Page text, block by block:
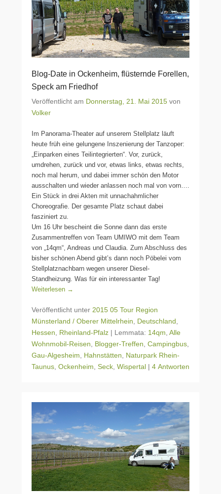
Blog-Date in Ockenheim, flüsternde Forellen,
Speck am Friedhof
Veröffentlicht am Donnerstag, 21. Mai 2015 von
Volker
Im Panorama-Theater auf unserem Stellplatz läuft
heute früh eine gelungene Inszenierung der Tanzoper:
„Einparken eines Teilintegrierten“. Vor, zurück,
umdrehen, zurück und vor, etwas links, etwas rechts,
noch mal herum, und dabei immer schön den Motor
ausschalten und wieder anlassen noch mal von vorn….
Ein Stück in drei Akten mit unnachahmlicher
Choreografie. Der gesamte Platz schaut dabei
fasziniert zu.
Um 16 Uhr bescheint die Sonne dann das erste
Zusammentreffen von Team UMIWO mit dem Team
von „14qm“, Andreas und Claudia. Zum Abschluss des
bisher schönen Abend gibt’s dann noch Pöbelei vom
Stellplatznachbarn wegen unserer Diesel-
Standheizung. Was für ein interessanter Tag!
Weiterlesen →
Veröffentlicht unter 2015 05 Tour Region
Münsterland / Oberer Mittelrhein
Deutschland
Hessen
Rheinland-Pfalz | Lemmata: 14qm Alle
Wohnmobil-Reisen
Blogger-Treffen Campingbus
Gau-Algesheim
Hahnstätten
Naturpark Rhein-
Taunus Ockenheim Seck Wispertal | 4 Antworten